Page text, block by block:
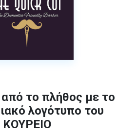
το πλήθος με το
λογότυπο του
ΚΟΥΡΕΙΟ